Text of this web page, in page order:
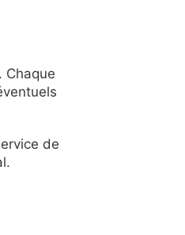
Chaque
de